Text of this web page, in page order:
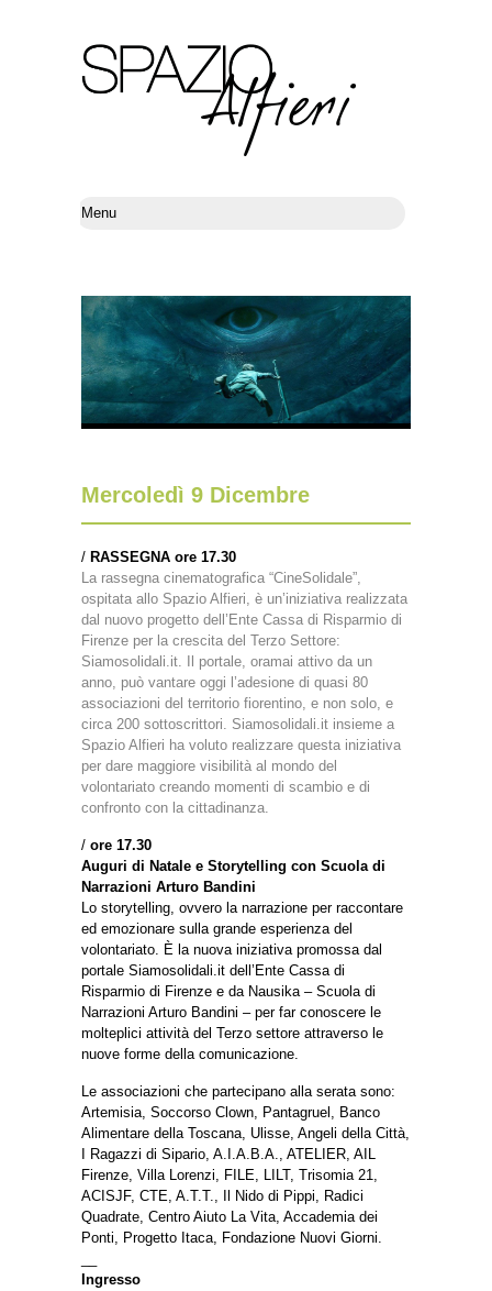
Mercoledì 9 Dicembre
/ RASSEGNA ore 17.30
La rassegna cinematografica “CineSolidale”,
ospitata allo Spazio Alfieri, è un’iniziativa realizzata
dal nuovo progetto dell’Ente Cassa di Risparmio di
Firenze per la crescita del Terzo Settore:
Siamosolidali.it. Il portale, oramai attivo da un
anno, può vantare oggi l’adesione di quasi 80
associazioni del territorio fiorentino, e non solo, e
circa 200 sottoscrittori. Siamosolidali.it insieme a
Spazio Alfieri ha voluto realizzare questa iniziativa
per dare maggiore visibilità al mondo del
volontariato creando momenti di scambio e di
confronto con la cittadinanza.
/ ore 17.30
Auguri di Natale e Storytelling con Scuola di
Narrazioni Arturo Bandini
Lo storytelling, ovvero la narrazione per raccontare
ed emozionare sulla grande esperienza del
volontariato. È la nuova iniziativa promossa dal
portale Siamosolidali.it dell’Ente Cassa di
Risparmio di Firenze e da Nausika – Scuola di
Narrazioni Arturo Bandini – per far conoscere le
molteplici attività del Terzo settore attraverso le
nuove forme della comunicazione.
Le associazioni che partecipano alla serata sono:
Artemisia, Soccorso Clown, Pantagruel, Banco
Alimentare della Toscana, Ulisse, Angeli della Città,
I Ragazzi di Sipario, A.I.A.B.A., ATELIER, AIL
Firenze, Villa Lorenzi, FILE, LILT, Trisomia 21,
ACISJF, CTE, A.T.T., Il Nido di Pippi, Radici
Quadrate, Centro Aiuto La Vita, Accademia dei
Ponti, Progetto Itaca, Fondazione Nuovi Giorni.
Ingresso